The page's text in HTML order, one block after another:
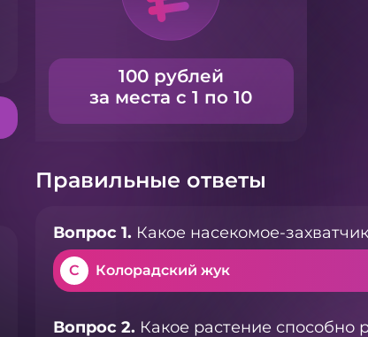
100 рублей
за места с 1 по 10
Правильные ответы
Вопрос 1. Какое насекомое-
C Колорадский жук
Вопрос 2. Какое растение способно